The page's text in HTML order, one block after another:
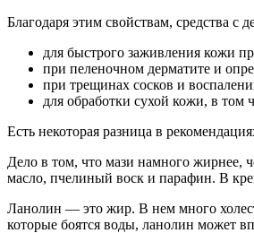
Благодаря этим свойствам, средства с
для быстрого заживления кожи
при пеленочном дерматите и
при трещинах сосков и
для обработки сухой кожи, в том
Есть некоторая разница в
Дело в том, что мази намного жирнее,
масло, пчелиный воск и парафин. В
Ланолин — это жир. В нем много
которые боятся воды, ланолин может